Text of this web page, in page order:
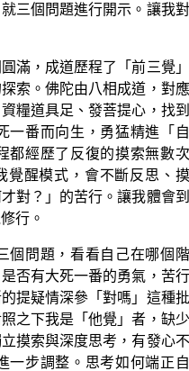
三個問題進行開示。讓我對
滿，成道歷程了「前三覺」
索。佛陀由八相成道，對應
糧道具足、發菩提心，找到
一番而向生，勇猛精進「自
都經歷了反復的摸索無數次
覺醒模式，會不斷反思、摸
對？」的苦行。讓我體會到
行。
個問題，看看自己在哪個階
否有大死一番的勇氣，苦行
提疑情深參「對嗎」這種批
之下我是「他覺」者，缺少
摸索與深度思考，有發心不
一步調整。思考如何端正自